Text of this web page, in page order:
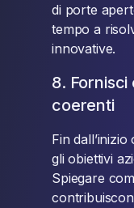
di porte
tempo a
innovative.
8. Fornisci
coerenti
Fin
gli obiettivi
Spiegare